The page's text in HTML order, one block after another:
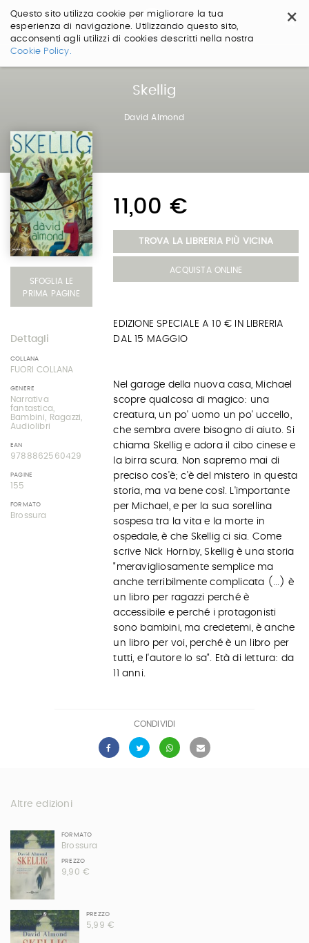
×
Questo sito utilizza cookie per migliorare la tua
esperienza di navigazione. Utilizzando questo sito,
acconsenti agli utilizzi di cookies descritti nella nostra
Cookie Policy.
Salta
Skellig
David Almond
SFOGLIA LE
PRIMA PAGINE
Dettagli
COLLANA
FUORI COLLANA
GENERE
Narrativa
fantastica,
Bambini, Ragazzi,
Audiolibri
EAN
9788862560429
PAGINE
155
FORMATO
Brossura
11,00 €
TROVA LA LIBRERIA PIÙ VICINA
ACQUISTA ONLINE
EDIZIONE SPECIALE A 10 € IN LIBRERIA
DAL 15 MAGGIO
Nel garage della nuova casa, Michael
scopre qualcosa di magico: una
creatura, un po' uomo un po' uccello,
che sembra avere bisogno di aiuto. Si
chiama Skellig e adora il cibo cinese e
la birra scura. Non sapremo mai di
preciso cos'è; c'è del mistero in questa
storia, ma va bene così. L'importante
per Michael, e per la sua sorellina
sospesa tra la vita e la morte in
ospedale, è che Skellig ci sia. Come
scrive Nick Hornby, Skellig è una storia
"meravigliosamente semplice ma
anche terribilmente complicata (...) è
un libro per ragazzi perché è
accessibile e perché i protagonisti
sono bambini, ma credetemi, è anche
un libro per voi, perché è un libro per
tutti, e l'autore lo sa". Età di lettura: da
11 anni.
CONDIVIDI
Altre edizioni
FORMATO
Brossura
PREZZO
9,90 €
PREZZO
5,99 €